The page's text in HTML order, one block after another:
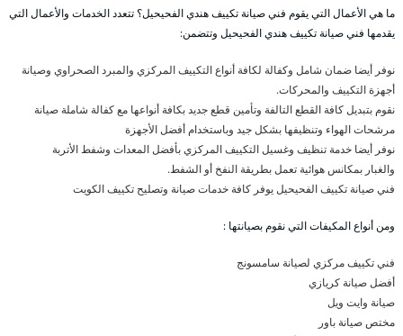
ما هي الأعمال التي يقوم فني صيانة تكييف هندي الفحيحيل؟ تتعدد الخدمات والأعمال التي
يقدمها فني صيانة تكييف هندي الفحيحيل وتتضمن:
نوفر أيضا ضمان شامل وكفالة لكافة أنواع التكييف المركزي والمبرد الصحراوي وصيانة
أجهزة التكييف والمحركات.
نقوم بتبديل كافة القطع التالفة وتأمين قطع جديد بكافة أنواعها مع كفالة شاملة صيانة
مرشحات الهواء وتنظيفها بشكل جيد وباستخدام أفضل الأجهزة
نوفر أيضا خدمة تنظيف وغسيل التكييف المركزي بأفضل المعدات وشفط الأتربة
والغبار بمكانس هوائية تعمل بطريقة النفخ أو الشفط.
فني صيانة تكييف الفحيحيل يوفر كافة خدمات صيانة وتصليح تكييف الكويت
ومن أنواع المكيفات التي نقوم بصيانتها :
فني تكييف مركزي لصيانة سامسونج
أفضل صيانة كريازي
صيانة وايت ويل
مختص صيانة باور